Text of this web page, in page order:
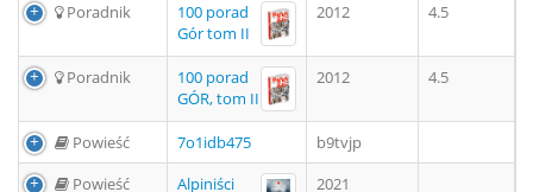
Poradnik
100 porad
Gór tom II
2012 4.5
Poradnik
100 porad
GÓR, tom II
2012 4.5
Powieść 7o1idb475
b9tvjp
Powieść
Alpiniści
2021